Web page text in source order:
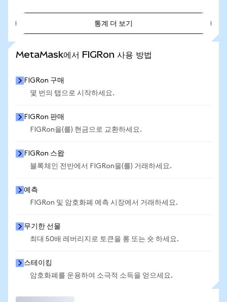
통계 더 보기
MetaMask에서 FIGRon 사용 방법
FIGRon 구매
몇 번의 탭으로 시작하세요.
FIGRon 판매
FIGRon을(를) 현금으로 교환하세요.
FIGRon 스왑
블록체인 전반에서 FIGRon을(를) 거래하세요.
예측
FIGRon 및 암호화폐 예측 시장에서 거래하세요.
무기한 선물
최대 50배 레버리지로 토큰을 롱 또는 숏 하세요.
스테이킹
암호화폐를 운용하여 소극적 소득을 얻으세요.